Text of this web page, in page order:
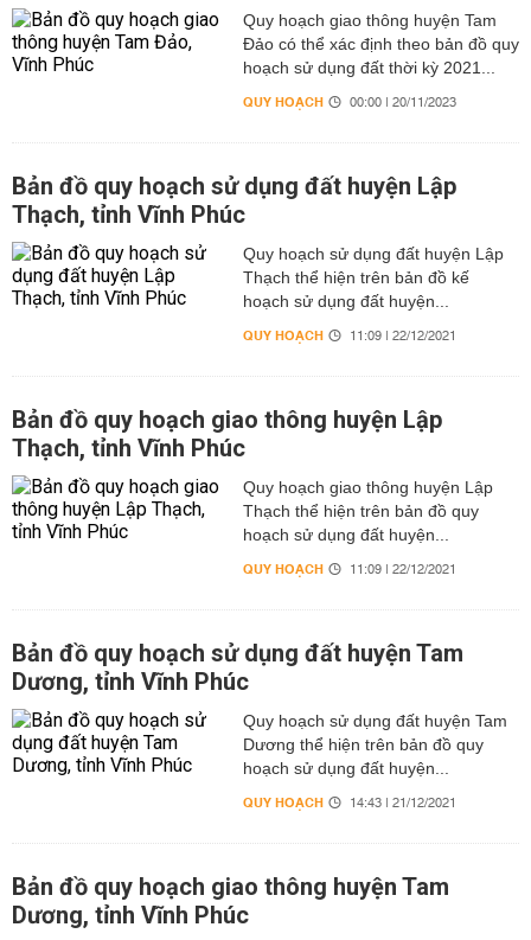
Quy hoạch giao thông huyện Tam
Đảo có thể xác định theo bản đồ quy
hoạch sử dụng đất thời kỳ 2021...
QUY HOẠCH 00:00 | 20/11/2023
Bản đồ quy hoạch sử dụng đất huyện Lập
Thạch, tỉnh Vĩnh Phúc
Quy hoạch sử dụng đất huyện Lập
Thạch thể hiện trên bản đồ kế
hoạch sử dụng đất huyện...
QUY HOẠCH 11:09 | 22/12/2021
Bản đồ quy hoạch giao thông huyện Lập
Thạch, tỉnh Vĩnh Phúc
Quy hoạch giao thông huyện Lập
Thạch thể hiện trên bản đồ quy
hoạch sử dụng đất huyện...
QUY HOẠCH 11:09 | 22/12/2021
Bản đồ quy hoạch sử dụng đất huyện Tam
Dương, tỉnh Vĩnh Phúc
Quy hoạch sử dụng đất huyện Tam
Dương thể hiện trên bản đồ quy
hoạch sử dụng đất huyện...
QUY HOẠCH 14:43 | 21/12/2021
Bản đồ quy hoạch giao thông huyện Tam
Dương, tỉnh Vĩnh Phúc